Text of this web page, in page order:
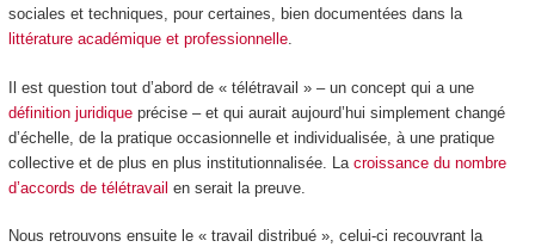
sociales et techniques, pour certaines, bien documentées dans la
littérature académique et professionnelle.
Il est question tout d’abord de « télétravail » – un concept qui a une
définition juridiqueprécise – et qui aurait aujourd’hui simplement changé
d’échelle, de la pratique occasionnelle et individualisée, à une pratique
collective et de plus en plus institutionnalisée. La croissance du nombre
d’accords de télétravail en serait la preuve.
Nous retrouvons ensuite le « travail distribué », celui-ci recouvrant la